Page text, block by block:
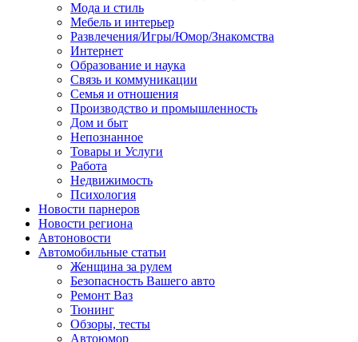
Мода и стиль
Мебель и интерьер
Развлечения/Игры/Юмор/Знакомства
Интернет
Образование и наука
Связь и коммуникации
Семья и отношения
Производство и промышленность
Дом и быт
Непознанное
Товары и Услуги
Работа
Недвижимость
Психология
Новости парнеров
Новости региона
Автоновости
Автомобильные статьи
Женщина за рулем
Безопасность Вашего авто
Ремонт Ваз
Тюнинг
Обзоры, тесты
Автоюмор